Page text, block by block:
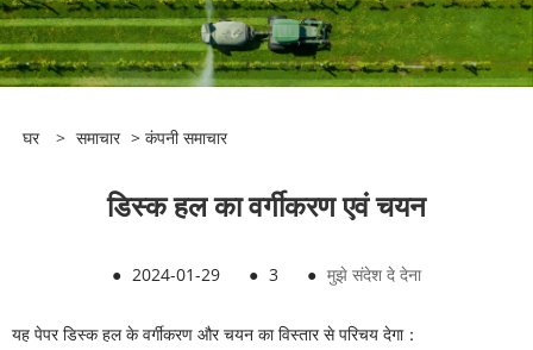
घर > समाचार > कंपनी समाचार
डिस्क हल का वर्गीकरण एवं चयन
● 2024-01-29 ● 3 ● मुझे संदेश दे देना
यह पेपर डिस्क हल के वर्गीकरण और चयन का विस्तार से परिचय देगा：